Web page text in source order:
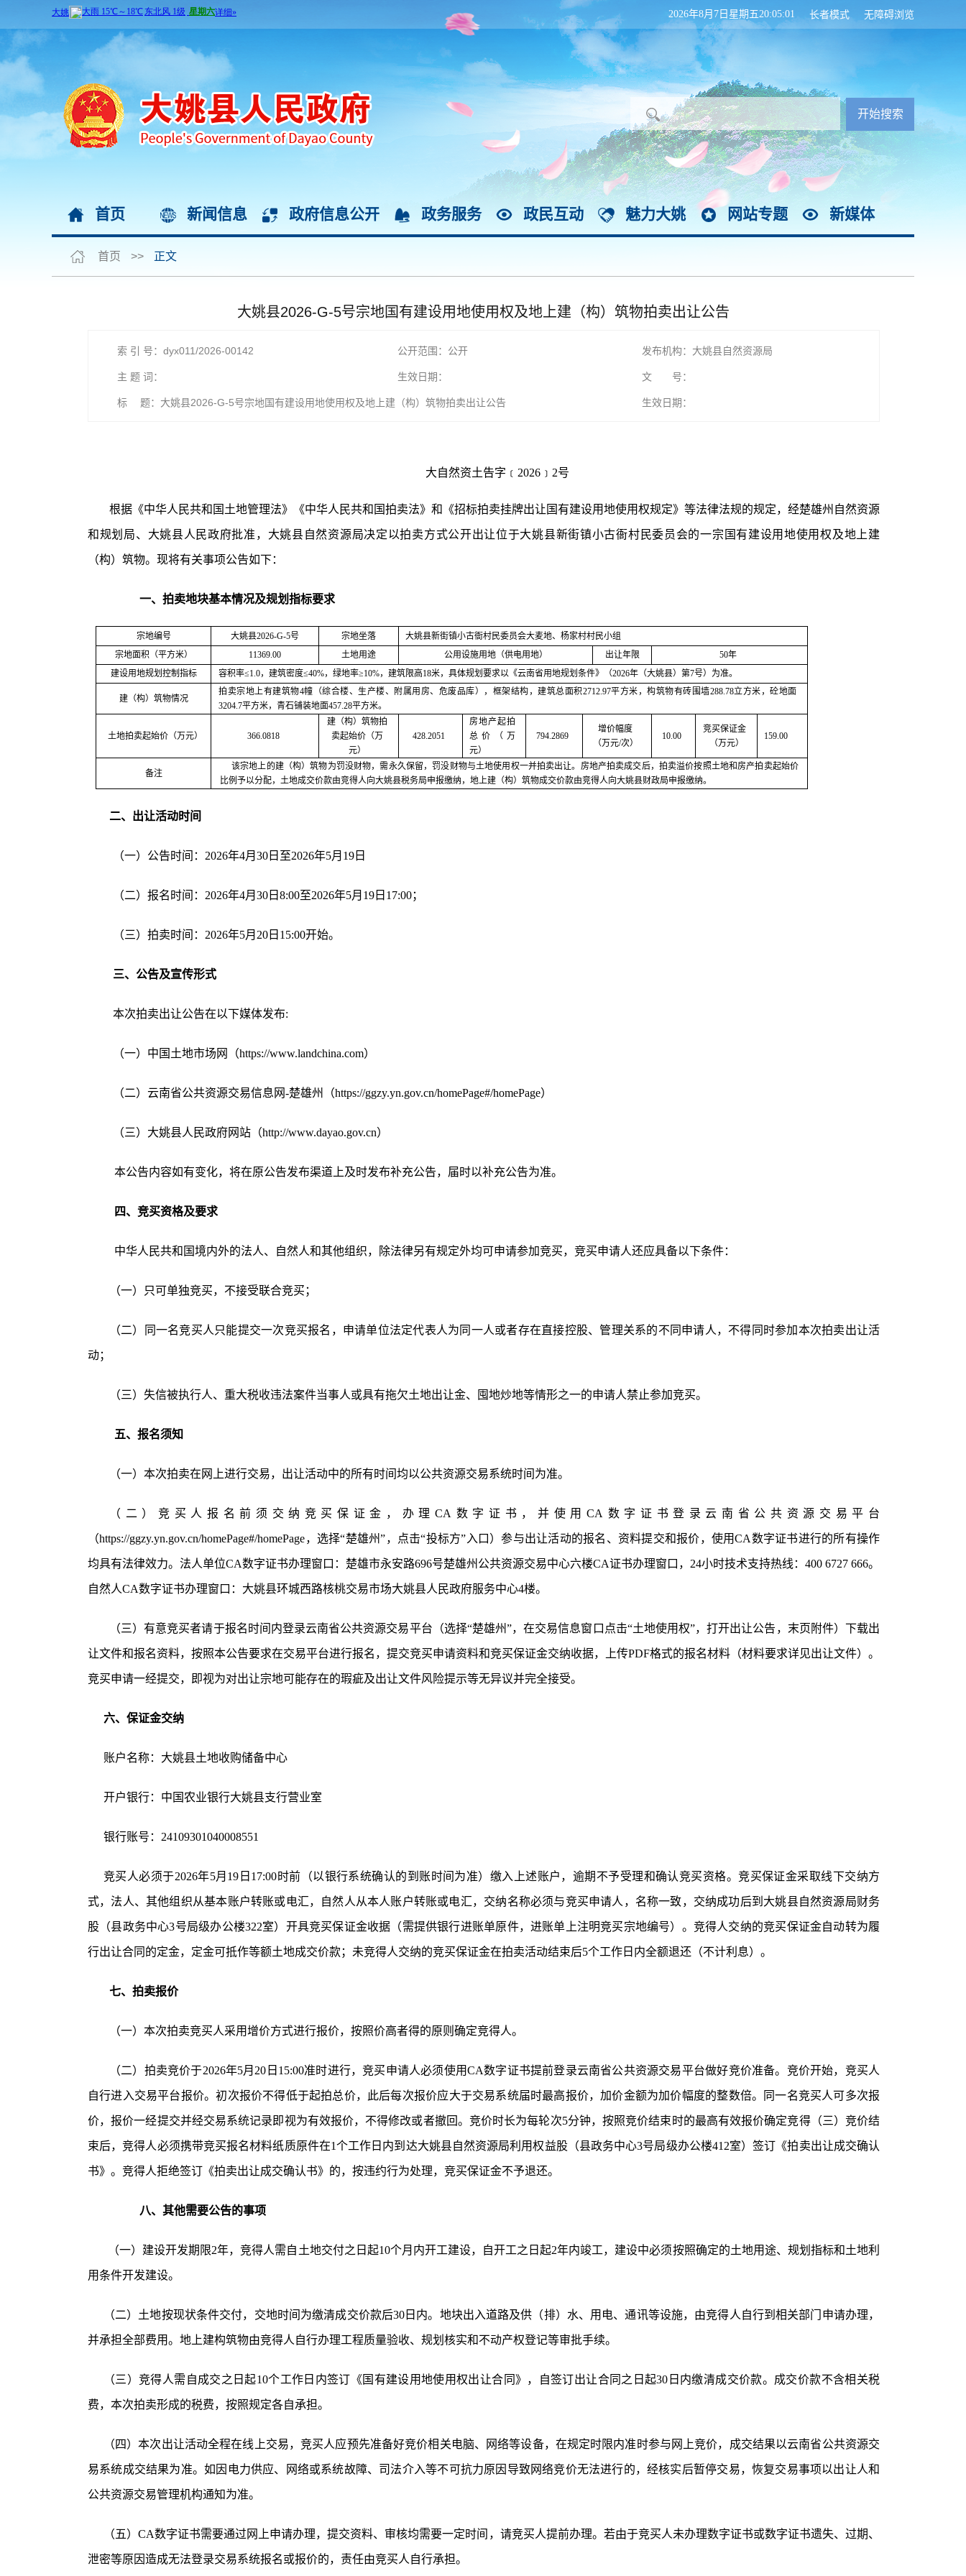
无障碍浏览
长者模式
2026年8月7日星期五20:05:03
首页 新闻信息 政府信息公开 政务服务 政民互动 魅力大姚 网站专题 新媒体
首页 >> 正文
大姚县2026-G-5号宗地国有建设用地使用权及地上建（构）筑物拍卖出让公告
索 引 号：dyx011/2026-00142 公开范围：公开 发布机构：大姚县自然资源局
主 题 词： 生效日期： 文 号：
标 题：大姚县2026-G-5号宗地国有建设用地使用权及地上建（构）筑物拍卖出让公告 生效日期：
大自然资土告字﹝ 2026﹞2号
根据《中华人民共和国土地管理法》《中华人民共和国拍卖法》和《招标拍卖挂牌出让国有建设用地使用权规定》等法律法规的规定，经楚雄州自然资源
和规划局、大姚县人民政府批准，大姚县自然资源局决定以拍卖方式公开出让位于大姚县新街镇小古衙村民委员会的一宗国有建设用地使用权及地上建
（构）筑物。现将有关事项公告如下：
一、拍卖地块基本情况及规划指标要求
宗地编号 大姚县2026-G-5号 宗地坐落
大姚县新街镇小古衙村民委员会大麦地、杨家村村民小组
宗地面积（平方米）
11369.00 土地用途 公用设施用地（供电用地） 出让年限
50年
建设用地规划控制指标
容积率≤1.0，建筑密度≤40%，绿地率≥10%，建筑限高18米，具体规划要求以《云南省用地规划条件》（2026年（大姚县）第7号）为准。
建（构）筑物情况
拍卖宗地上有建筑物4幢（综合楼、生产楼、附属用房、危废品库），框架结构，建筑总面积2712.97平方米，构筑物有砖围墙288.78立方米，砼地面
3204.7平方米，青石铺装地面457.28平方米。
土地拍卖起始价（万元） 366.0818
建（构）筑物拍
卖起始价（万
元）
428.2051
房地产起拍
总价（万
元）
794.2869
增价幅度
（万元/次）
10.00
竞买保证金
（万元）
159.00
备注
该宗地上的建（构）筑物为罚没财物，需永久保留，罚没财物与土地使用权一并拍卖出让。房地产拍卖成交后，拍卖溢价按照土地和房产拍卖起始价
比例予以分配，土地成交价款由竞得人向大姚县税务局申报缴纳，地上建（构）筑物成交价款由竞得人向大姚县财政局申报缴纳。
二、出让活动时间
（一）公告时间： 2026年4月30日至2026年5月19日
（二）报名时间： 2026年4月30日8:00至2026年5月19日17:00；
（三）拍卖时间： 2026年5月20日15:00开始。
三、公告及宣传形式
本次拍卖出让公告在以下媒体发布:
（一）中国土地市场网（https://www.landchina.com）
（二）云南省公共资源交易信息网-楚雄州（https://ggzy.yn.gov.cn/homePage#/homePage）
（三）大姚县人民政府网站（http://www.dayao.gov.cn）
本公告内容如有变化，将在原公告发布渠道上及时发布补充公告，届时以补充公告为准。
四、竞买资格及要求
中华人民共和国境内外的法人、自然人和其他组织，除法律另有规定外均可申请参加竞买，竞买申请人还应具备以下条件：
（一）只可单独竞买，不接受联合竞买；
（二）同一名竞买人只能提交一次竞买报名，申请单位法定代表人为同一人或者存在直接控股、管理关系的不同申请人，不得同时参加本次拍卖出让活
动；
（三）失信被执行人、重大税收违法案件当事人或具有拖欠土地出让金、囤地炒地等情形之一的申请人禁止参加竞买。
五、报名须知
（一）本次拍卖在网上进行交易，出让活动中的所有时间均以公共资源交易系统时间为准。
（二）竞买人报名前须交纳竞买保证金，办理CA数字证书，并使用CA数字证书登录云南省公共资源交易平台
（https://ggzy.yn.gov.cn/homePage#/homePage，选择“楚雄州”，点击“投标方”入口）参与出让活动的报名、资料提交和报价，使用CA数字证书进行的所有操作
均具有法律效力。法人单位CA数字证书办理窗口：楚雄市永安路696号楚雄州公共资源交易中心六楼CA证书办理窗口，24小时技术支持热线：400 6727 666。
自然人CA数字证书办理窗口：大姚县环城西路核桃交易市场大姚县人民政府服务中心4楼。
（三）有意竞买者请于报名时间内登录云南省公共资源交易平台（选择“楚雄州”，在交易信息窗口点击“土地使用权”，打开出让公告，末页附件）下载出
让文件和报名资料，按照本公告要求在交易平台进行报名，提交竞买申请资料和竞买保证金交纳收据，上传PDF格式的报名材料（材料要求详见出让文件）。
竞买申请一经提交，即视为对出让宗地可能存在的瑕疵及出让文件风险提示等无异议并完全接受。
六、保证金交纳
账户名称：大姚县土地收购储备中心
开户银行：中国农业银行大姚县支行营业室
银行账号： 24109301040008551
竞买人必须于2026年5月19日17:00时前（以银行系统确认的到账时间为准）缴入上述账户，逾期不予受理和确认竞买资格。竞买保证金采取线下交纳方
式，法人、其他组织从基本账户转账或电汇，自然人从本人账户转账或电汇，交纳名称必须与竞买申请人，名称一致，交纳成功后到大姚县自然资源局财务
股（县政务中心3号局级办公楼322室）开具竞买保证金收据（需提供银行进账单原件，进账单上注明竞买宗地编号）。竞得人交纳的竞买保证金自动转为履
行出让合同的定金，定金可抵作等额土地成交价款；未竞得人交纳的竞买保证金在拍卖活动结束后5个工作日内全额退还（不计利息）。
七、拍卖报价
（一）本次拍卖竞买人采用增价方式进行报价，按照价高者得的原则确定竞得人。
（二）拍卖竞价于2026年5月20日15:00准时进行，竞买申请人必须使用CA数字证书提前登录云南省公共资源交易平台做好竞价准备。竞价开始，竞买人
自行进入交易平台报价。初次报价不得低于起拍总价，此后每次报价应大于交易系统届时最高报价，加价金额为加价幅度的整数倍。 同一名竞买人可多次报
价，报价一经提交并经交易系统记录即视为有效报价， 不得修改或者撤回。 竞价时长为每轮次5分钟，按照竞价结束时的最高有效报价确定竞得（三）竞价结
束后，竞得人必须携带竞买报名材料纸质原件在1个工作日内到达大姚县自然资源局利用权益股（县政务中心3号局级办公楼412室）签订《拍卖出让成交确认
书》。竞得人拒绝签订《拍卖出让成交确认书》的，按违约行为处理，竞买保证金不予退还。
八、其他需要公告的事项
（一）建设开发期限2年，竞得人需自土地交付之日起10个月内开工建设，自开工之日起2年内竣工，建设中必须按照确定的土地用途、规划指标和土地利
用条件开发建设。
（二）土地按现状条件交付，交地时间为缴清成交价款后30日内。地块出入道路及供（排）水、用电、通讯等设施，由竞得人自行到相关部门申请办理，
并承担全部费用。地上建构筑物由竞得人自行办理工程质量验收、规划核实和不动产权登记等审批手续。
（三）竞得人需自成交之日起10个工作日内签订《国有建设用地使用权出让合同》，自签订出让合同之日起30日内缴清成交价款。成交价款不含相关税
费，本次拍卖形成的税费，按照规定各自承担。
（四）本次出让活动全程在线上交易，竞买人应预先准备好竞价相关电脑、网络等设备，在规定时限内准时参与网上竞价， 成交结果以云南省公共资源交
易系统成交结果为准。如因电力供应、网络或系统故障、司法介入等不可抗力原因导致网络竞价无法进行的，经核实后暂停交易， 恢复交易事项以出让人和
公共资源交易管理机构通知为准。
（五）CA数字证书需要通过网上申请办理，提交资料、审核均需要一定时间，请竞买人提前办理。 若由于竞买人未办理数字证书或数字证书遗失、过期、
泄密等原因造成无法登录交易系统报名或报价的，责任由竞买人自行承担。